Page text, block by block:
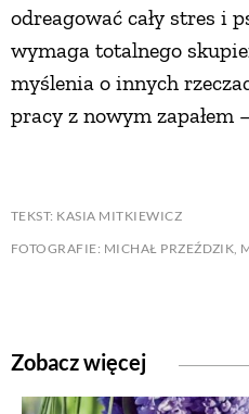
odreagować cały stres i
wymaga totalnego
myślenia o innych
pracy z nowym zapałem
TEKST: KASIA MITKIEWICZ
FOTOGRAFIE: MICHAŁ PRZEŹDZIK,
Zobacz więcej